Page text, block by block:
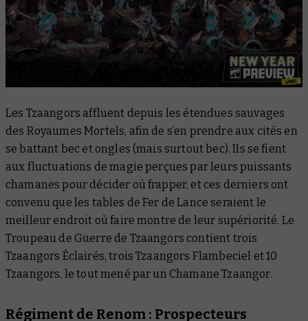
Les Tzaangors affluent depuis les étendues sauvages
des Royaumes Mortels, afin de s’en prendre aux cités en
se battant bec et ongles (mais surtout bec). Ils se fient
aux fluctuations de magie perçues par leurs puissants
chamanes pour décider où frapper, et ces derniers ont
convenu que les tables de Fer de Lance seraient le
meilleur endroit où faire montre de leur supériorité. Le
Troupeau de Guerre de Tzaangors contient trois
Tzaangors Éclairés, trois Tzaangors Flambeciel et 10
Tzaangors, le tout mené par un Chamane Tzaangor.
Régiment de Renom : Prospecteurs